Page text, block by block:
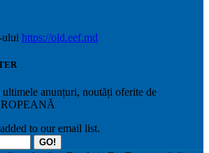
ului https://old.eef.md
anunțuri, noutăți oferite de
to our email list.
GO!